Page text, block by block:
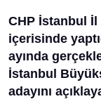
CHP İstanbul İl
içerisinde
ayında
İstanbul
adayını